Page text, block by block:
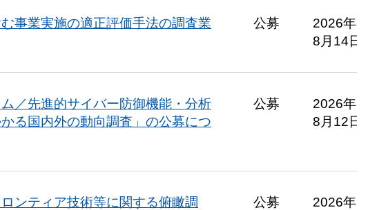
事業実施の適正評価手法の調査業
公募
2026年
8月14日
／先進的サイバー防御機能・分析
る国内外の動向調査」の公募につ
公募
2026年
8月12日
ンティア技術等に関する俯瞰調
公募
2026年